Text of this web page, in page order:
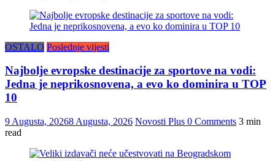
OSTALO Poslednje vijesti
Najbolje evropske destinacije za sportove na vodi:
Jedna je neprikosnovena, a evo ko dominira u TOP
10
9 Augusta, 20268 Augusta, 2026 Novosti Plus 0 Comments 3 min
read